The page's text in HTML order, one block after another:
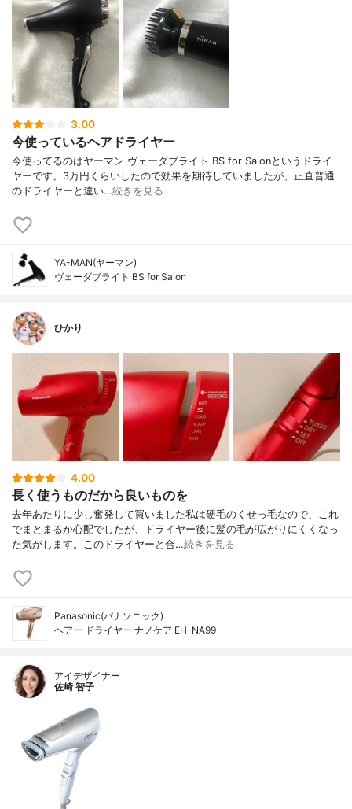
3.00
今使っているヘアドライヤー
今使ってるのはヤーマン ヴェーダブライト BS for Salonというドライ
ヤーです。3万円くらいしたので効果を期待していましたが、正直普通
のドライヤーと違い…続きを見る
YA-MAN(ヤーマン)
ヴェーダブライト BS for Salon
ひかり
4.00
長く使うものだから良いものを
去年あたりに少し奮発して買いました私は硬毛のくせっ毛なので、これ
でまとまるか心配でしたが、ドライヤー後に髪の毛が広がりにくくなっ
た気がします。このドライヤーと合…続きを見る
Panasonic(パナソニック)
ヘアー ドライヤー ナノケア EH-NA99
アイデザイナー
佐崎 智子